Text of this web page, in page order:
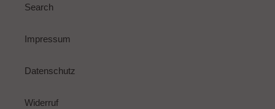
Search
Impressum
Datenschutz
Widerruf